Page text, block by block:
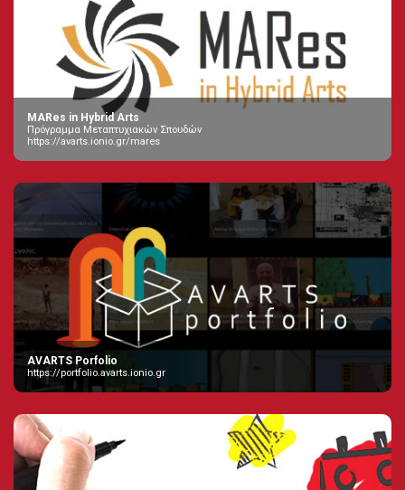
MARes in Hybrid Arts
Πρόγραμμα Μεταπτυχιακών Σπουδών
https://avarts.ionio.gr/mares
AVARTS Porfolio
https://portfolio.avarts.ionio.gr